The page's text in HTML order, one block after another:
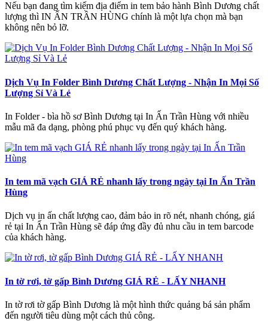
Nếu bạn đang tìm kiếm địa điểm in tem bảo hành Bình Dương chất
lượng thì IN ẤN TRẦN HÙNG chính là một lựa chọn mà bạn
không nên bỏ lỡ.
Dịch Vụ In Folder Bình Dương Chất Lượng - Nhận In Mọi Số
Lượng Sỉ Và Lẻ
In Folder - bìa hồ sơ Bình Dương tại In Ấn Trần Hùng với nhiều
mẫu mã đa dạng, phòng phú phục vụ đến quý khách hàng.
In tem mã vạch GIÁ RẺ nhanh lấy trong ngày tại In Ấn Trần
Hùng
Dịch vụ in ấn chất lượng cao, đảm bảo in rõ nét, nhanh chóng, giá
rẻ tại In Ấn Trần Hùng sẽ đáp ứng đầy đủ nhu cầu in tem barcode
của khách hàng.
In tờ rơi, tờ gấp Bình Dương GIÁ RẺ - LẤY NHANH
In tờ rơi tờ gấp Bình Dương là một hình thức quảng bá sản phẩm
đến người tiêu dùng một cách thủ công.